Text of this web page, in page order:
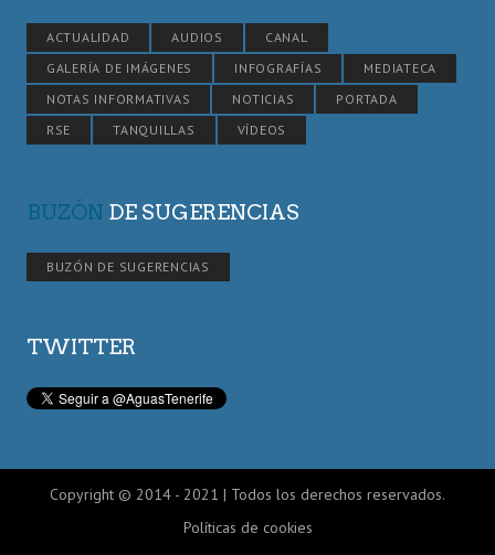
ACTUALIDAD AUDIOS
CANAL
GALERÍA DE IMÁGENES
INFOGRAFÍAS
MEDIATECA
NOTAS INFORMATIVAS
NOTICIAS
PORTADA
RSE
TANQUILLAS VÍDEOS
BUZÓN DE SUGERENCIAS
BUZÓN DE SUGERENCIAS
TWITTER
Copyright © 2014 - 2021 | Todos los derechos reservados.
Políticas de cookies